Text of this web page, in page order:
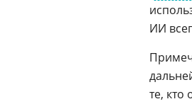
ИИ
те, кто